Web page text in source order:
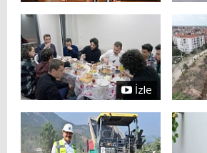
İzle